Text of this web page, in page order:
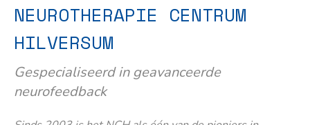
NEUROTHERAPIE CENTRUM
HILVERSUM
Gespecialiseerd in geavanceerde
neurofeedback